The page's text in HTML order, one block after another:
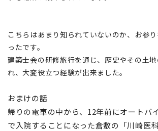
こちらはあまり知られていないのか、お参
ったです。
建築士会の研修旅行を通じ、歴史やその土
れ、大変役立つ経験が出来ました。
おまけの話
帰りの電車の中から、12年前にオートバ
で入院することになった倉敷の「川崎医